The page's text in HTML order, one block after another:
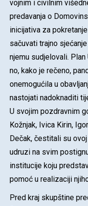
vojnim i civilnim
predavanja o
inicijativa za
sačuvati trajno
njemu sudjelovali.
no, kako je rečeno,
onemogućila u
nastojati nadoknaditi
U svojim pozdravnim
Kožnjak, Ivica Kirin,
Dečak, čestitali su
udruzi na svim
institucije koju
pomoć u realizaciji
Pred kraj skupštine